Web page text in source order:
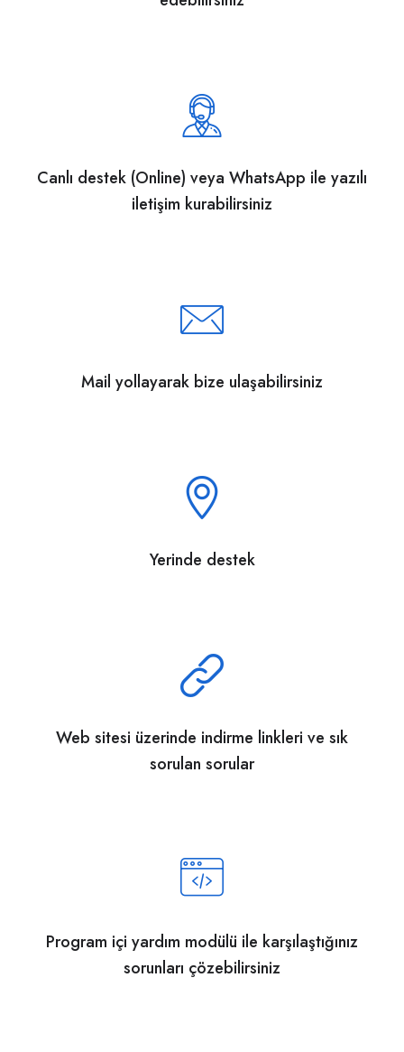
Canlı destek (Online) veya WhatsApp ile yazılı
iletişim kurabilirsiniz
Mail yollayarak bize ulaşabilirsiniz
Yerinde destek
Web sitesi üzerinde indirme linkleri ve sık
sorulan sorular
Program içi yardım modülü ile karşılaştığınız
sorunları çözebilirsiniz